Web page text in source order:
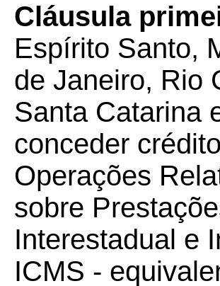
Cláusula
Espírito Santo,
de Janeiro, Rio
Santa Catarina
conceder
Operações
sobre
Interestadual e
ICMS -